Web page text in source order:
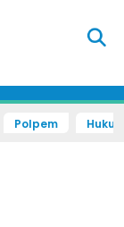
Polpem